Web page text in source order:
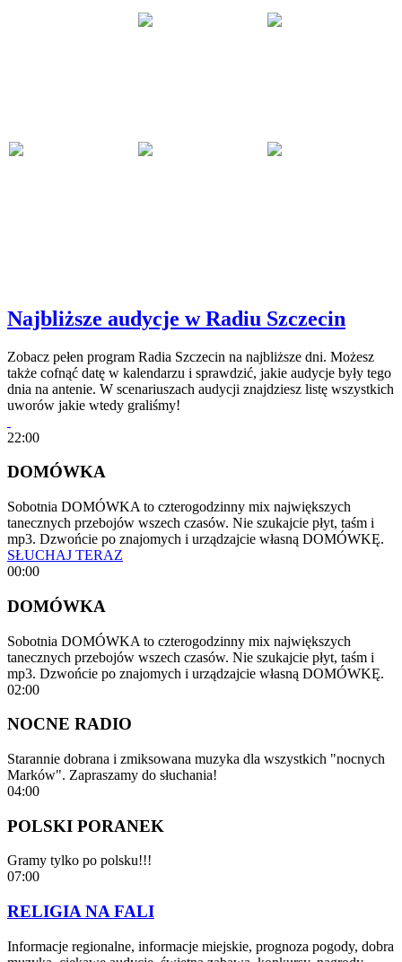
Najbliższe audycje w Radiu Szczecin
Zobacz pełen program Radia Szczecin na najbliższe dni. Możesz
także cofnąć datę w kalendarzu i sprawdzić, jakie audycje były tego
dnia na antenie. W scenariuszach audycji znajdziesz listę wszystkich
uworów jakie wtedy graliśmy!
22:00
DOMÓWKA
Sobotnia DOMÓWKA to czterogodzinny mix największych
tanecznych przebojów wszech czasów. Nie szukajcie płyt, taśm i
mp3. Dzwońcie po znajomych i urządzajcie własną DOMÓWKĘ.
SŁUCHAJ TERAZ
00:00
DOMÓWKA
Sobotnia DOMÓWKA to czterogodzinny mix największych
tanecznych przebojów wszech czasów. Nie szukajcie płyt, taśm i
mp3. Dzwońcie po znajomych i urządzajcie własną DOMÓWKĘ.
02:00
NOCNE RADIO
Starannie dobrana i zmiksowana muzyka dla wszystkich "nocnych
Marków". Zapraszamy do słuchania!
04:00
POLSKI PORANEK
Gramy tylko po polsku!!!
07:00
RELIGIA NA FALI
Informacje regionalne, informacje miejskie, prognoza pogody, dobra